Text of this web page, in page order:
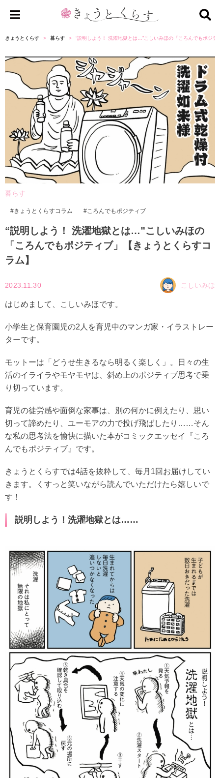
ょ
と
く
ら
す
きょうとくらす 暮らす “説明しよう！ 洗濯地獄とは…”こしいみほの「ころんでもポジ
暮らす
きょうとくらすコラム ころんでもポジティブ
“説明しよう！ 洗濯地獄とは…”こしいみほの
「ころんでもポジティブ」【きょうとくらすコ
ラム】
2023.11.30 こしいみほ
はじめまして、こしいみほです。
小学生と保育園児の2人を育児中のマンガ家・イラストレー
ターです。
モットーは「どうせ生きるなら明るく楽しく」。日々の生
活のイライラやモヤモヤは、斜め上のポジティブ思考で乗
り切っています。
育児の徒労感や面倒な家事は、別の何かに例えたり、思い
切って諦めたり、ユーモアの力で投げ飛ばしたり……そん
な私の思考法を愉快に描いた本がコミックエッセイ『ころ
んでもポジティブ』です。
きょうとくらすでは4話を抜粋して、毎月1回お届けしてい
きます。くすっと笑いながら読んでいただけたら嬉しいで
す！
説明しよう！洗濯地獄とは……